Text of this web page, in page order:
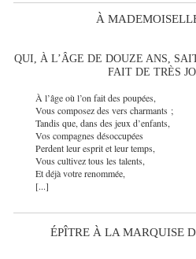
À
QUI, À L’ÂGE DE DOUZE ANS,
FAIT DE TRÈS
À l’âge où l’on fait des poupées,
Vous composez des vers charmants ;
Tandis que, dans des jeux d’enfants,
Vos compagnes désoccupées
Perdent leur esprit et leur temps,
Vous cultivez tous les talents,
Et déjà votre renommée,
[...]
ÉPÎTRE À LA MARQUISE